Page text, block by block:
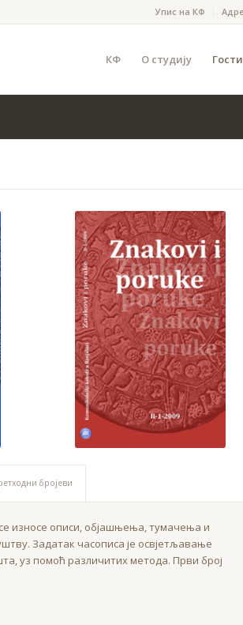
Упис на КФ
КФ О студију Гости
бројеви
износе описи, објашњења, тумачења и
Задатак часописа је освјетљавање
уз помоћ различитих метода. Први број